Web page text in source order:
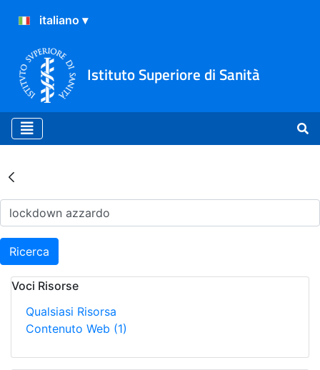
Istituto Superiore di Sanità
Risultati della Ricerca -
Ricerca
Voci Risorse
Qualsiasi Risorsa
Contenuto Web (1)